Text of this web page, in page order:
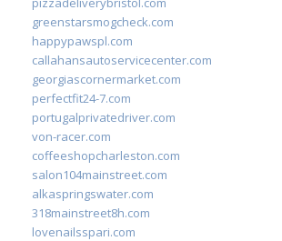
greenstarsmogcheck.com
happypawspl.com
callahansautoservicecenter.com
georgiascornermarket.com
perfectfit24-7.com
portugalprivatedriver.com
von-racer.com
coffeeshopcharleston.com
salon104mainstreet.com
alkaspringswater.com
318mainstreet8h.com
lovenailsspari.com